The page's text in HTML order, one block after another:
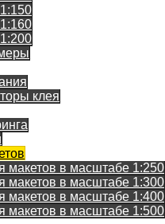
клея
макетов в масштабе 1:250
макетов в масштабе 1:300
макетов в масштабе 1:400
макетов в масштабе 1:500